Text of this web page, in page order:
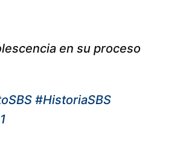
en su proceso
#HistoriaSBS